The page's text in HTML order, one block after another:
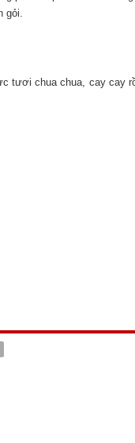
gỏi.
tươi chua chua, cay cay